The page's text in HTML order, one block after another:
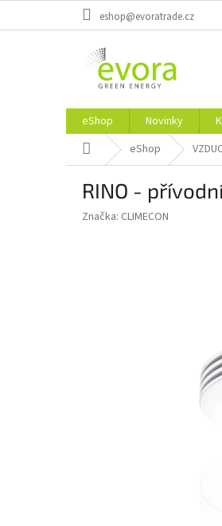
eshop@evoratrade.cz
eShop Novinky
Domov eShop
RINO -
Značka: CLIMECON